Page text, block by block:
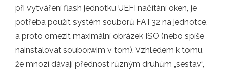
při vytváření flash jednotku UEFI načítání oken, je
potřeba použít systém souborů FAT32 na jednotce,
a proto omezit maximální obrázek ISO (nebo spíše
nainstalovat soubor.wim v tom). Vzhledem k tomu,
že mnozí dávají přednost různým druhům „sestav“,